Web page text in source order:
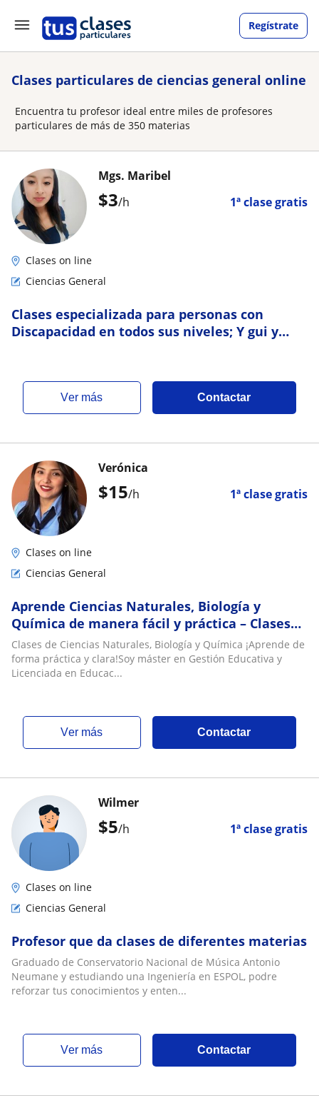
Regístrate
Clases particulares de ciencias general online
Encuentra tu profesor ideal entre miles de profesores
particulares de más de 350 materias
$3/h 1ª clase gratis
Mgs. Maribel
Clases on line
Ciencias General
Clases especializada para personas con
Discapacidad en todos sus niveles; Y gui y
ver más Contactar
$15/h 1ª clase gratis
Verónica
Clases on line
Ciencias General
Aprende Ciencias Naturales, Biología y
Química de manera fácil y práctica – Clases
online
Clases de Ciencias Naturales, Biología y Química ¡Aprende de
forma práctica y clara!Soy máster en Gestión Educativa y
Licenciada en Educac...
ver más Contactar
$5/h 1ª clase gratis
Wilmer
Clases on line
Ciencias General
Profesor que da clases de diferentes materias
Graduado de Conservatorio Nacional de Música Antonio
Neumane y estudiando una Ingeniería en ESPOL, podre
reforzar tus conocimientos y enten...
ver más Contactar